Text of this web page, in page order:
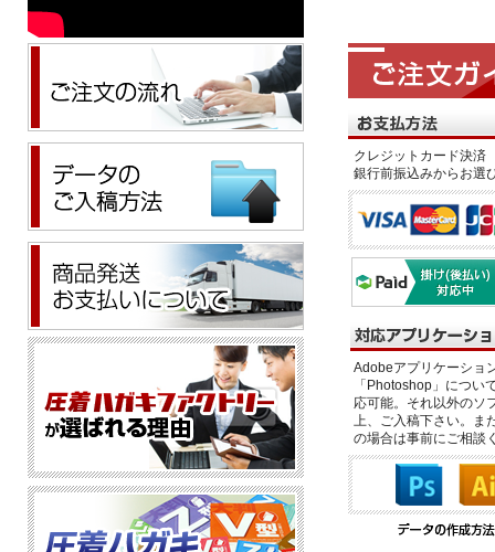
クレジットカード決
銀行前振込みからお選
Adobeアプリケーショ
「Photoshop」につい
応可能。それ以外のソ
上、ご入稿下さい。ま
の場合は事前にご相談